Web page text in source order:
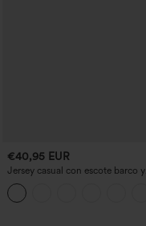
€40,95 EUR
Jersey casual con escote barco y
mangas murciélago